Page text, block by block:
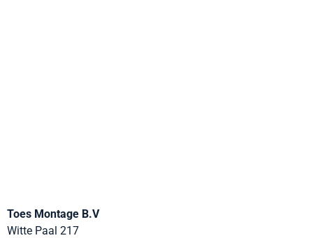
Toes Montage B.V
Witte Paal 217